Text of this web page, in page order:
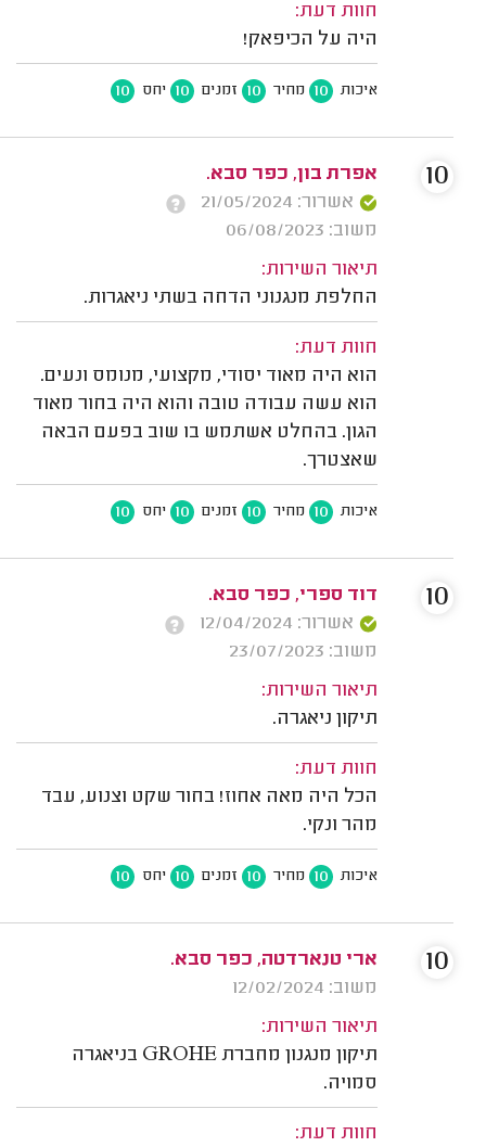
חוות דעת:
היה על הכיפאק!
איכות 10 מחיר 10 זמנים 10 יחס 10
אפרת בון, כפר סבא.
אשרור: 21/05/2024
משוב: 06/08/2023
תיאור השירות:
החלפת מנגנוני הדחה בשתי ניאגרות.
חוות דעת:
הוא היה מאוד יסודי, מקצועי, מנומס ונעים.
הוא עשה עבודה טובה והוא היה בחור מאוד
הגון. בהחלט אשתמש בו שוב בפעם הבאה
שאצטרך.
איכות 10 מחיר 10 זמנים 10 יחס 10
10
דוד ספרי, כפר סבא.
אשרור: 12/04/2024
משוב: 23/07/2023
תיאור השירות:
תיקון ניאגרה.
חוות דעת:
הכל היה מאה אחוז! בחור שקט וצנוע, עבד
מהר ונקי.
איכות 10 מחיר 10 זמנים 10 יחס 10
10
ארי טנארדטה, כפר סבא.
משוב: 12/02/2024
תיאור השירות:
תיקון מנגנון מחברת GROHE בניאגרה
סמויה.
חוות דעת:
10